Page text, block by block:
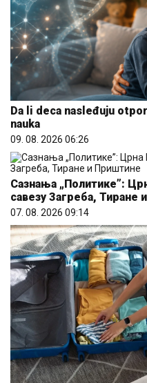
Da li deca nasleđuju
nauka
09. 08. 2026 06:26
Сазнања „Политике”:
савезу Загреба, Тиране
07. 08. 2026 09:14